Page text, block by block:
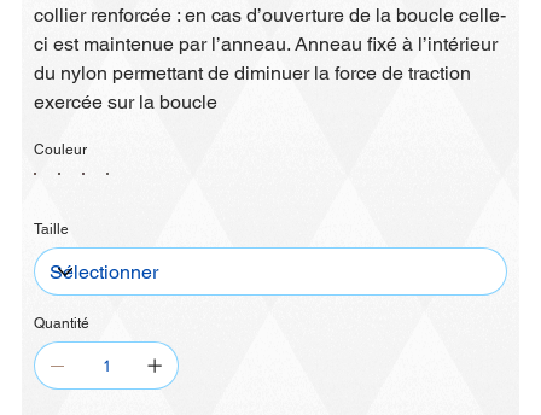
collier renforcée : en cas d’ouverture de la boucle celle-
ci est maintenue par l’anneau. Anneau fixé à l’intérieur
du nylon permettant de diminuer la force de traction
exercée sur la boucle
Couleur
Taille
Quantité